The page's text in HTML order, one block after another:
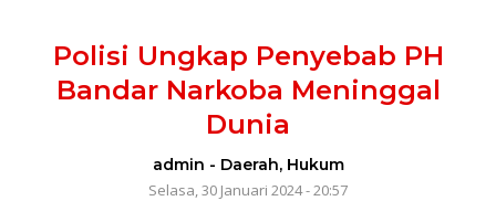
Polisi Ungkap Penyebab PH
Bandar Narkoba Meninggal
Dunia
admin - Daerah, Hukum
Selasa, 30 Januari 2024 - 20:57